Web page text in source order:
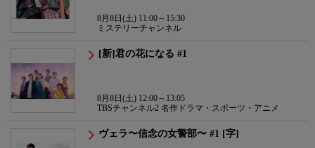
8月8日(土) 11:00～15:30
ミステリーチャンネル
[新]君の花になる #1
8月8日(土) 12:00～13:05
TBSチャンネル2 名作ドラマ・スポーツ・アニメ
ヴェラ〜信念の女警部〜 #1 [字]